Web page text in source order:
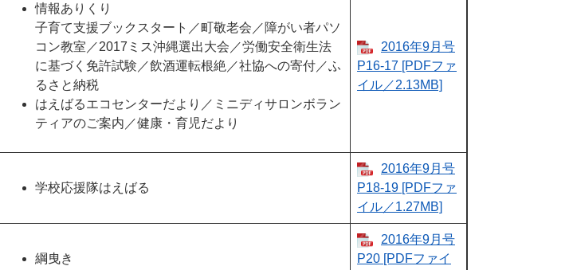
情報ありくり
子育て支援ブックスタート／町敬老会／障がい者パソ
コン教室／2017ミス沖縄選出大会／労働安全衛生法
に基づく免許試験／飲酒運転根絶／社協への寄付／ふ
るさと納税
はえばるエコセンターだより／ミニディサロンボラン
ティアのご案内／健康・育児だより
2016年9月号
P16-17 [PDFファ
イル／2.13MB]
学校応援隊はえばる
2016年9月号
P18-19 [PDFファ
イル／1.27MB]
綱曳き
2016年9月号
P20 [PDFファイ